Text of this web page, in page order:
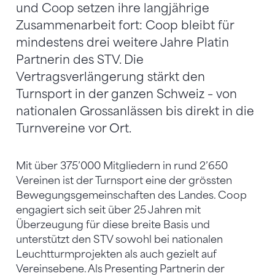
und Coop setzen ihre langjährige
Zusammenarbeit fort: Coop bleibt für
mindestens drei weitere Jahre Platin
Partnerin des STV. Die
Vertragsverlängerung stärkt den
Turnsport in der ganzen Schweiz – von
nationalen Grossanlässen bis direkt in die
Turnvereine vor Ort.
Mit über 375’000 Mitgliedern in rund 2’650
Vereinen ist der Turnsport eine der grössten
Bewegungsgemeinschaften des Landes. Coop
engagiert sich seit über 25 Jahren mit
Überzeugung für diese breite Basis und
unterstützt den STV sowohl bei nationalen
Leuchtturmprojekten als auch gezielt auf
Vereinsebene. Als Presenting Partnerin der